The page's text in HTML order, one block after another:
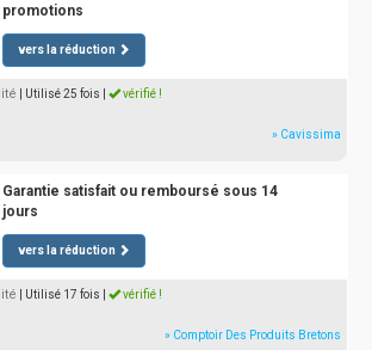
promotions
vers la réduction
| Utilisé 25 fois vérifié !
» Cavissima
Garantie satisfait ou remboursé sous 14
jours
vers la réduction
| Utilisé 17 fois vérifié !
» Comptoir Des Produits Bretons